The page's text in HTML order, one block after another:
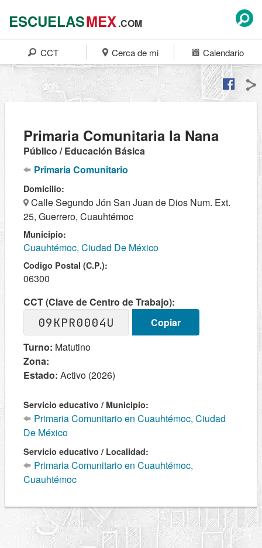
ESCUELASMEX.COM
CCT Cerca de mi Calendario
Primaria Comunitaria la Nana
Público / Educación Básica
Primaria Comunitario
Domicilio:
Calle Segundo Jón San Juan de Dios Num. Ext.
25, Guerrero, Cuauhtémoc
Municipio:
Cuauhtémoc, Ciudad De México
Codigo Postal (C.P.):
06300
CCT (Clave de Centro de Trabajo):
09KPR0004U
Copiar
Turno: Matutino
Zona:
Estado: Activo (2026)
Servicio educativo / Municipio:
Primaria Comunitario en Cuauhtémoc, Ciudad
De México
Servicio educativo / Localidad:
Primaria Comunitario en Cuauhtémoc,
Cuauhtémoc